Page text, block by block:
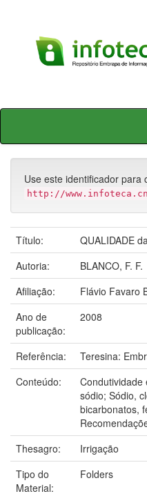
Skip
Use este identificador para
http://
Título:
QUALIDADE
Autoria:
BLANCO, F. F.
Afiliação:
Flávio Favaro
Ano de
publicação:
2008
Referência:
Teresina:
Conteúdo:
Condutividade
sódio; Sódio,
bicarbonatos,
Thesagro:
Irrigação
Tipo do
Material:
Folders